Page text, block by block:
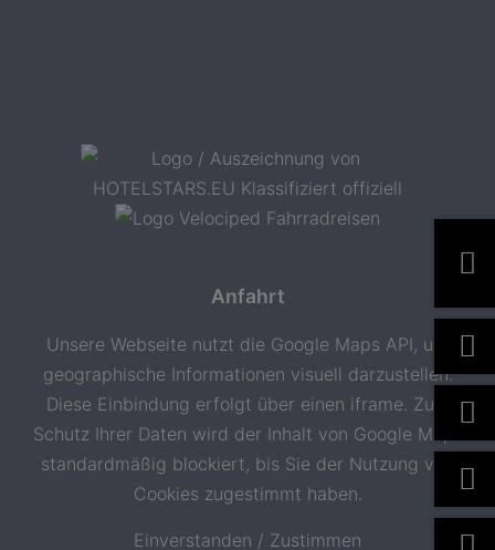
Anfahrt
Unsere Webseite nutzt die Google Maps API, um
geographische Informationen visuell darzustellen.
Diese Einbindung erfolgt über einen iframe. Zum
Schutz Ihrer Daten wird der Inhalt von Google Maps
standardmäßig blockiert, bis Sie der Nutzung von
Cookies zugestimmt haben.
Einverstanden / Zustimmen